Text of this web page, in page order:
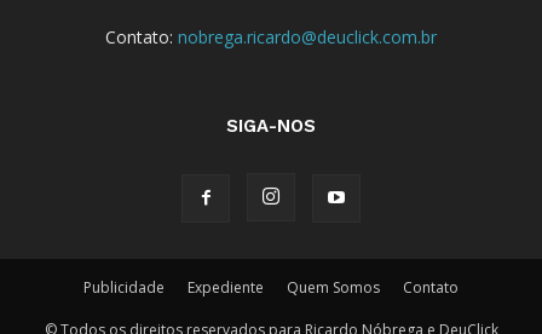
Contato: nobrega.ricardo@deuclick.com.br
SIGA-NOS
Publicidade Expediente Quem Somos Contato